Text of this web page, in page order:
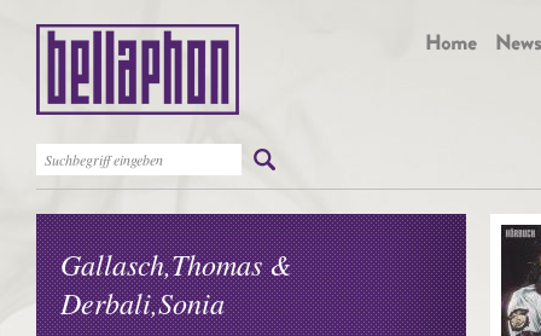
Gallasch,Thomas &
Derbali,Sonia